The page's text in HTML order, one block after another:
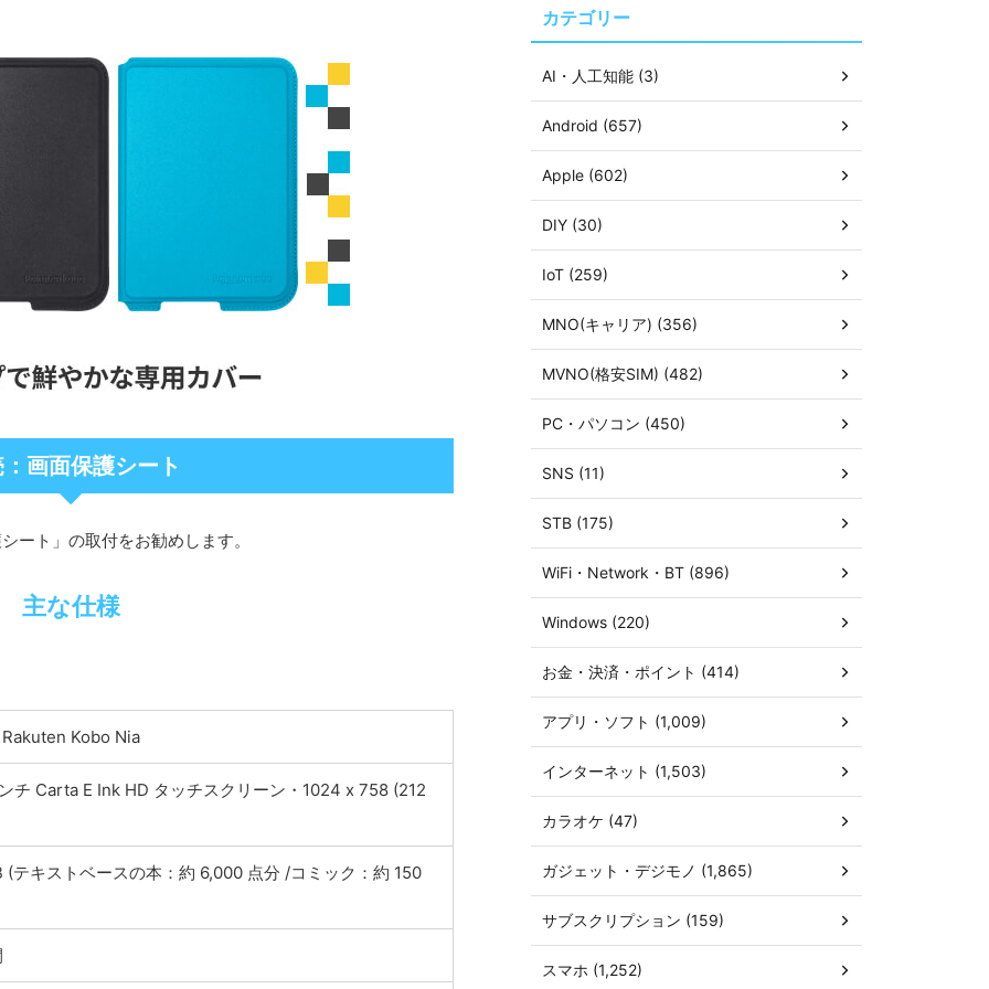
画面保護シート
ート」の取付をお勧めします。
主な仕様
Rakuten Kobo Nia
チ Carta E Ink HD タッチスクリーン・1024 x 758 (212
(テキストベースの本：約 6,000 点分 /コミック：約 150
カテゴリー
AI・人工知能 (3)
Android (657)
Apple (602)
DIY (30)
IoT (259)
MNO(キャリア) (356)
MVNO(格安SIM) (482)
PC・パソコン (450)
SNS (11)
STB (175)
WiFi・Network・BT (896)
Windows (220)
お金・決済・ポイント (414)
アプリ・ソフト (1,009)
インターネット (1,503)
カラオケ (47)
ガジェット・デジモノ (1,865)
サブスクリプション (159)
スマホ (1,252)